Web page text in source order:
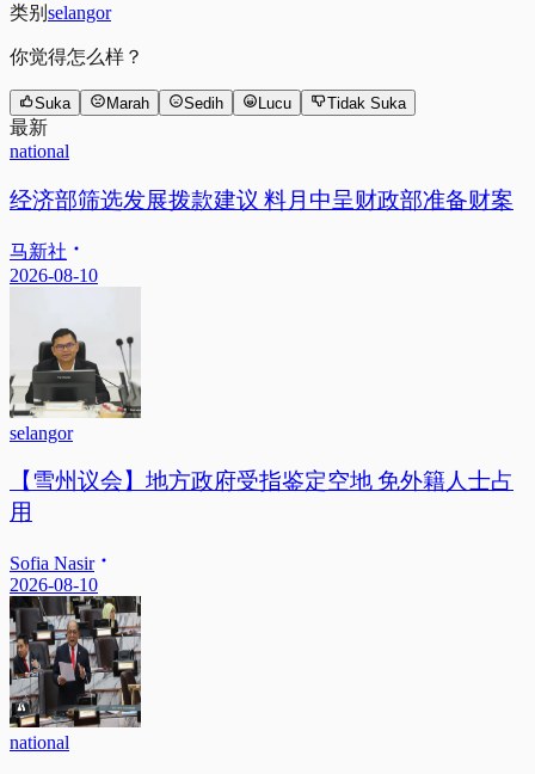
类别 selangor
你觉得怎么样？
Suka Marah Sedih Lucu Tidak Suka
最新
national
经济部筛选发展拨款建议 料月中呈财政部准备财案
马新社
2026-08-10
selangor
【雪州议会】地方政府受指鉴定空地 免外籍人士占
用
Sofia Nasir
2026-08-10
national